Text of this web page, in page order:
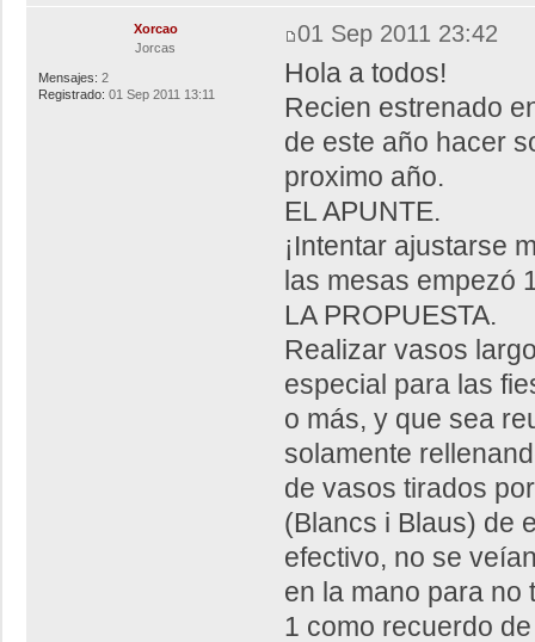
Xorcao
Jorcas
Mensajes: 2
Registrado: 01 Sep 2011 13:11
01 Sep 2011 23:42
Hola a todos!
Recien estrenado
de este año hacer
proximo año.
EL APUNTE.
¡Intentar ajustarse
las mesas empezó
LA PROPUESTA.
Realizar vasos
especial para las
o más, y que sea
solamente
de vasos tirados
(Blancs i Blaus) de
efectivo, no se
en la mano para no
1 como recuerdo